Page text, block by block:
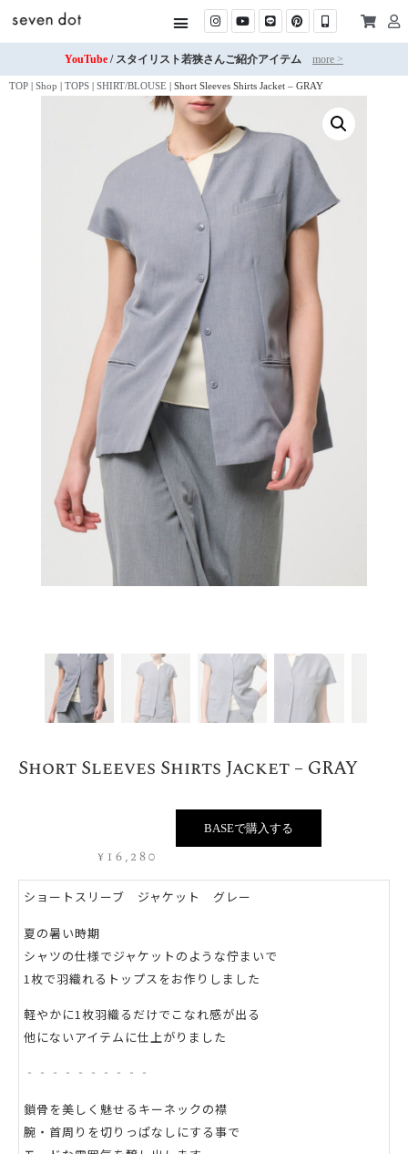
YouTube / スタイリスト若狭さんご紹介アイテム more >
TOP Shop TOPS SHIRT/BLOUSE Short Sleeves Shirts Jacket – GRAY
Short Sleeves Shirts Jacket – GRAY
¥16,280
BASEで購入する
ショートスリーブ ジャケット グレー
夏の暑い時期
シャツの仕様でジャケットのような佇まいで
1枚で羽織れるトップスをお作りしました
軽やかに1枚羽織るだけでこなれ感が出る
他にないアイテムに仕上がりました
‐‐‐‐‐‐‐‐‐‐
鎖骨を美しく魅せるキーネックの襟
腕・首周りを切りっぱなしにする事で